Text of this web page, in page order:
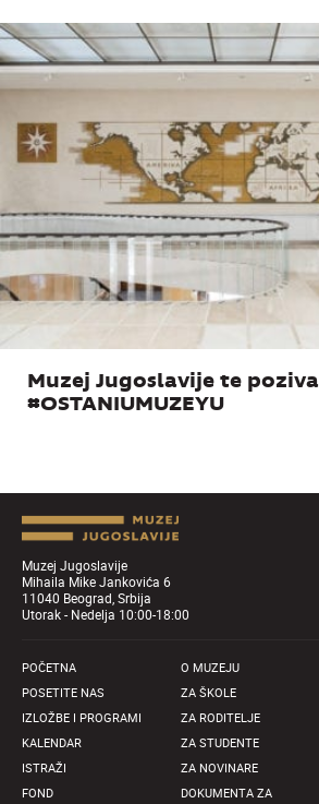
Muzej Jugoslavije te poziva
#OSTANIUMUZEYU
Muzej Jugoslavije
Mihaila Mike Jankovića 6
11040 Beograd, Srbija
Utorak - Nedelja 10:00-18:00
POČETNA
POSETITE NAS
IZLOŽBE I PROGRAMI
KALENDAR
ISTRAŽI
FOND
O MUZEJU
ZA ŠKOLE
ZA RODITELJE
ZA STUDENTE
ZA NOVINARE
DOKUMENTA ZA